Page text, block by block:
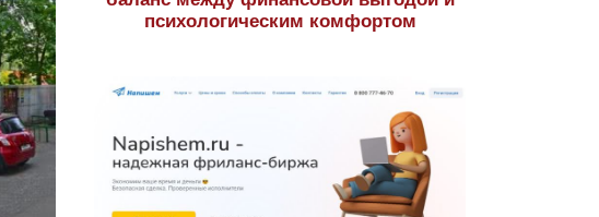
психологическим комфортом